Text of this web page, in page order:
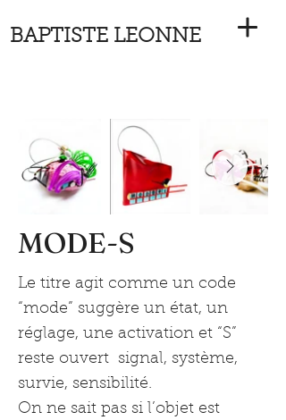
BAPTISTE LEONNE
MODE-S
Le titre agit comme un code
“mode” suggère un état, un
réglage, une activation et “S”
reste ouvert signal, système,
survie, sensibilité.
On ne sait pas si l’objet est